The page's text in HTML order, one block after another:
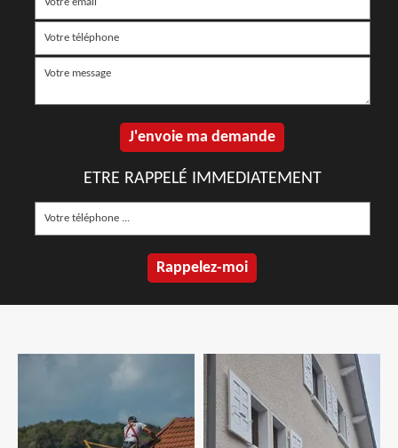
ETRE RAPPELÉ IMMEDIATEMENT